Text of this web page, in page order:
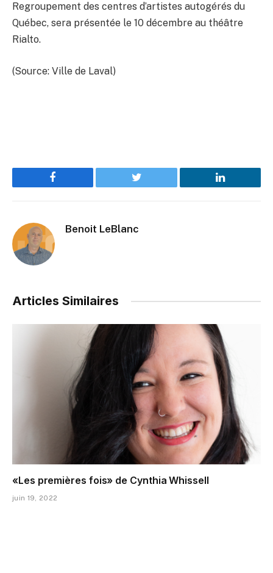
Regroupement des centres d’artistes autogérés du
Québec, sera présentée le 10 décembre au théâtre
Rialto.
(Source: Ville de Laval)
Facebook Twitter LinkedIn
Benoit LeBlanc
Articles Similaires
«Les premières fois» de Cynthia Whissell
juin 19, 2022